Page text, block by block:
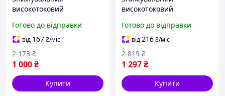
високотоковий
напруги 72 В, 25 А
Готово до відправки
від 167₴/міс
1 000₴
2 173 ₴
Купити
високотоковий
індикатором 72 В, 25 А
Готово до відправки
від216₴/міс
1 297₴
2 819 ₴
Купити